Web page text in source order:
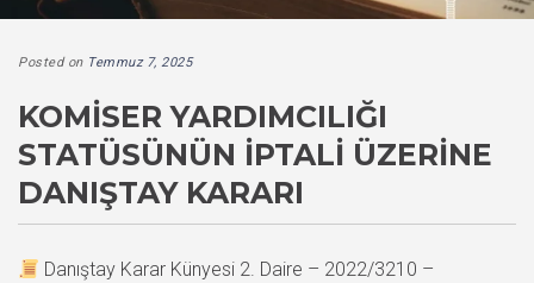
Posted on Temmuz 7, 2025
KOMISER YARDIMCILIĞI
STATÜSÜNÜN İPTALI ÜZERINE
DANIŞTAY KARARI
Danıştay Karar Künyesi 2. Daire – 2022/3210 –